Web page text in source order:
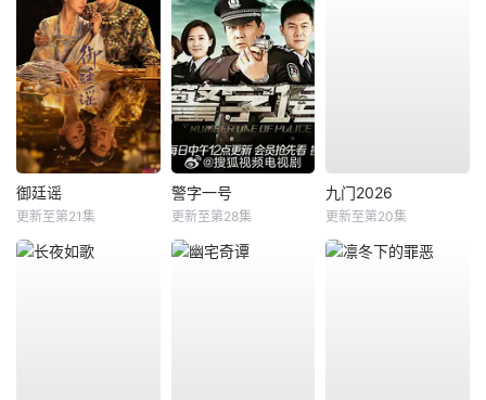
御廷谣
更新至第21集
警字一号
更新至第28集
九门2026
更新至第20集